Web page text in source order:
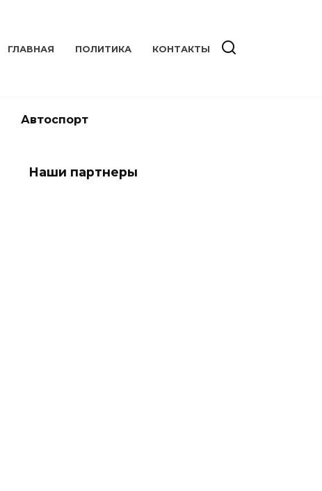
ГЛАВНАЯ ПОЛИТИКА КОНТАКТЫ
Автоспорт
Наши партнеры